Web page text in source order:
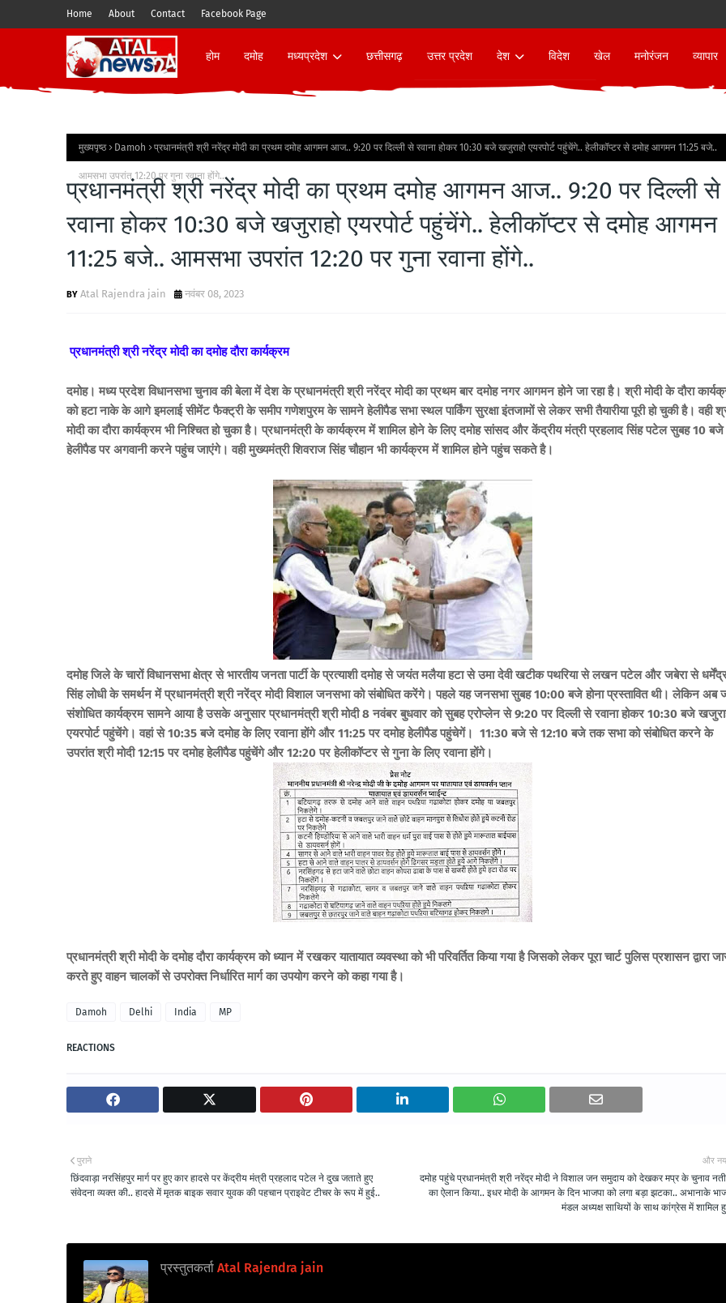
Home About Contact Facebook Page
होम दमोह मध्यप्रदेश छत्तीसगढ़ उत्तर प्रदेश देश विदेश खेल मनोरंजन व्यापार
मुख्यपृष्ठ Damoh प्रधानमंत्री श्री नरेंद्र मोदी का प्रथम दमोह आगमन आज.. 9:20 पर दिल्ली से रवाना होकर 10:30 बजे खजुराहो एयरपोर्ट पहुंचेंगे.. हेलीकॉप्टर से दमोह आगमन 11:25 बजे..
आमसभा उपरांत 12:20 पर गुना रवाना होंगे..
प्रधानमंत्री श्री नरेंद्र मोदी का प्रथम दमोह आगमन आज.. 9:20 पर दिल्ली से
रवाना होकर 10:30 बजे खजुराहो एयरपोर्ट पहुंचेंगे.. हेलीकॉप्टर से दमोह आगमन
11:25 बजे.. आमसभा उपरांत 12:20 पर गुना रवाना होंगे..
Atal Rajendra jain नवंबर 08, 2023
प्रधानमंत्री श्री नरेंद्र मोदी का दमोह दौरा कार्यक्रम
दमोह। मध्य प्रदेश विधानसभा चुनाव की बेला में देश के प्रधानमंत्री श्री नरेंद्र मोदी का प्रथम बार दमोह नगर आगमन होने जा रहा है। श्री मोदी के दौरा
को हटा नाके के आगे इमलाई सीमेंट फैक्ट्री के समीप गणेशपुरम के सामनेहेलीपैड सभा स्थल पार्किंग सुरक्षा इंतजामों से लेकर सभी तैयारीया पूरी हो चुकी है। वही
मोदी का दौरा कार्यक्रम भी निश्चित हो चुका है। प्रधानमंत्री के कार्यक्रम में शामिल होने के लिए दमोह सांसद और केंद्रीय मंत्री प्रहलाद सिंह पटेल सुबह 10 बजे
हेलीपैड पर अगवानी करने पहुंच जाएंगे। वही मुख्यमंत्री शिवराज सिंह चौहान भी कार्यक्रम में शामिल होने पहुंच सकते है।
दमोह जिले के चारों विधानसभा क्षेत्र से भारतीय जनता पार्टी के प्रत्याशी दमोह से जयंत मलैया हटा से उमा देवी खटीक पथरिया से लखन पटेल और जबेरा से
सिंह लोधी के समर्थन में प्रधानमंत्री श्री नरेंद्र मोदी विशाल जनसभा को संबोधित करेंगे। पहले यह जनसभा सुबह 10:00 बजे होना प्रस्तावित थी। लेकिन अब
संशोधित कार्यक्रम सामने आया है उसके अनुसार प्रधानमंत्री श्री मोदी 8 नवंबर बुधवार को सुबह एरोप्लेन से9:20 पर दिल्ली से रवाना होकर10:30 बजे
एयरपोर्ट पहुंचेंगे। वहां से 10:35 बजे दमोह के लिए रवाना होंगे और 11:25 पर दमोह हेलीपैड पहुंचेगें। 11:30 बजे से 12:10 बजे तक सभा को संबोधित करने के
उपरांत श्री मोदी 12:15 पर दमोह हेलीपैड पहुंचेंगे और 12:20 पर हेलीकॉप्टर से गुना के लिए रवाना होंगे।
प्रधानमंत्री श्री मोदी के दमोह दौरा कार्यक्रम को ध्यान में रखकर यातायात व्यवस्था को भी परिवर्तित किया गया है जिसको लेकर पूरा चार्ट पुलिस प्रशासन द्वारा
करते हुए वाहन चालकों से उपरोक्त निर्धारित मार्ग का उपयोग करने को कहा गया है।
Damoh Delhi India MP
REACTIONS
और
दमोह पहुंचे प्रधानमंत्री श्री नरेंद्र मोदी ने विशाल जन समुदाय को देखकर मप्र के चुनाव
का ऐलान किया.. इधर मोदी के आगमन के दिन भाजपा को लगा बड़ा झटका.. अभानाके
मंडल अध्यक्ष साथियों के साथ कांग्रेस में शामिल
पुराने
छिंदवाड़ा नरसिंहपुर मार्ग पर हुए कार हादसे पर केंद्रीय मंत्री प्रहलाद पटेल ने दुख जताते हुए
संवेदना व्यक्त की.. हादसे में मृतक बाइक सवार युवक की पहचान प्राइवेट टीचर के रूप में हुई..
प्रस्तुतकर्ता Atal Rajendra jain